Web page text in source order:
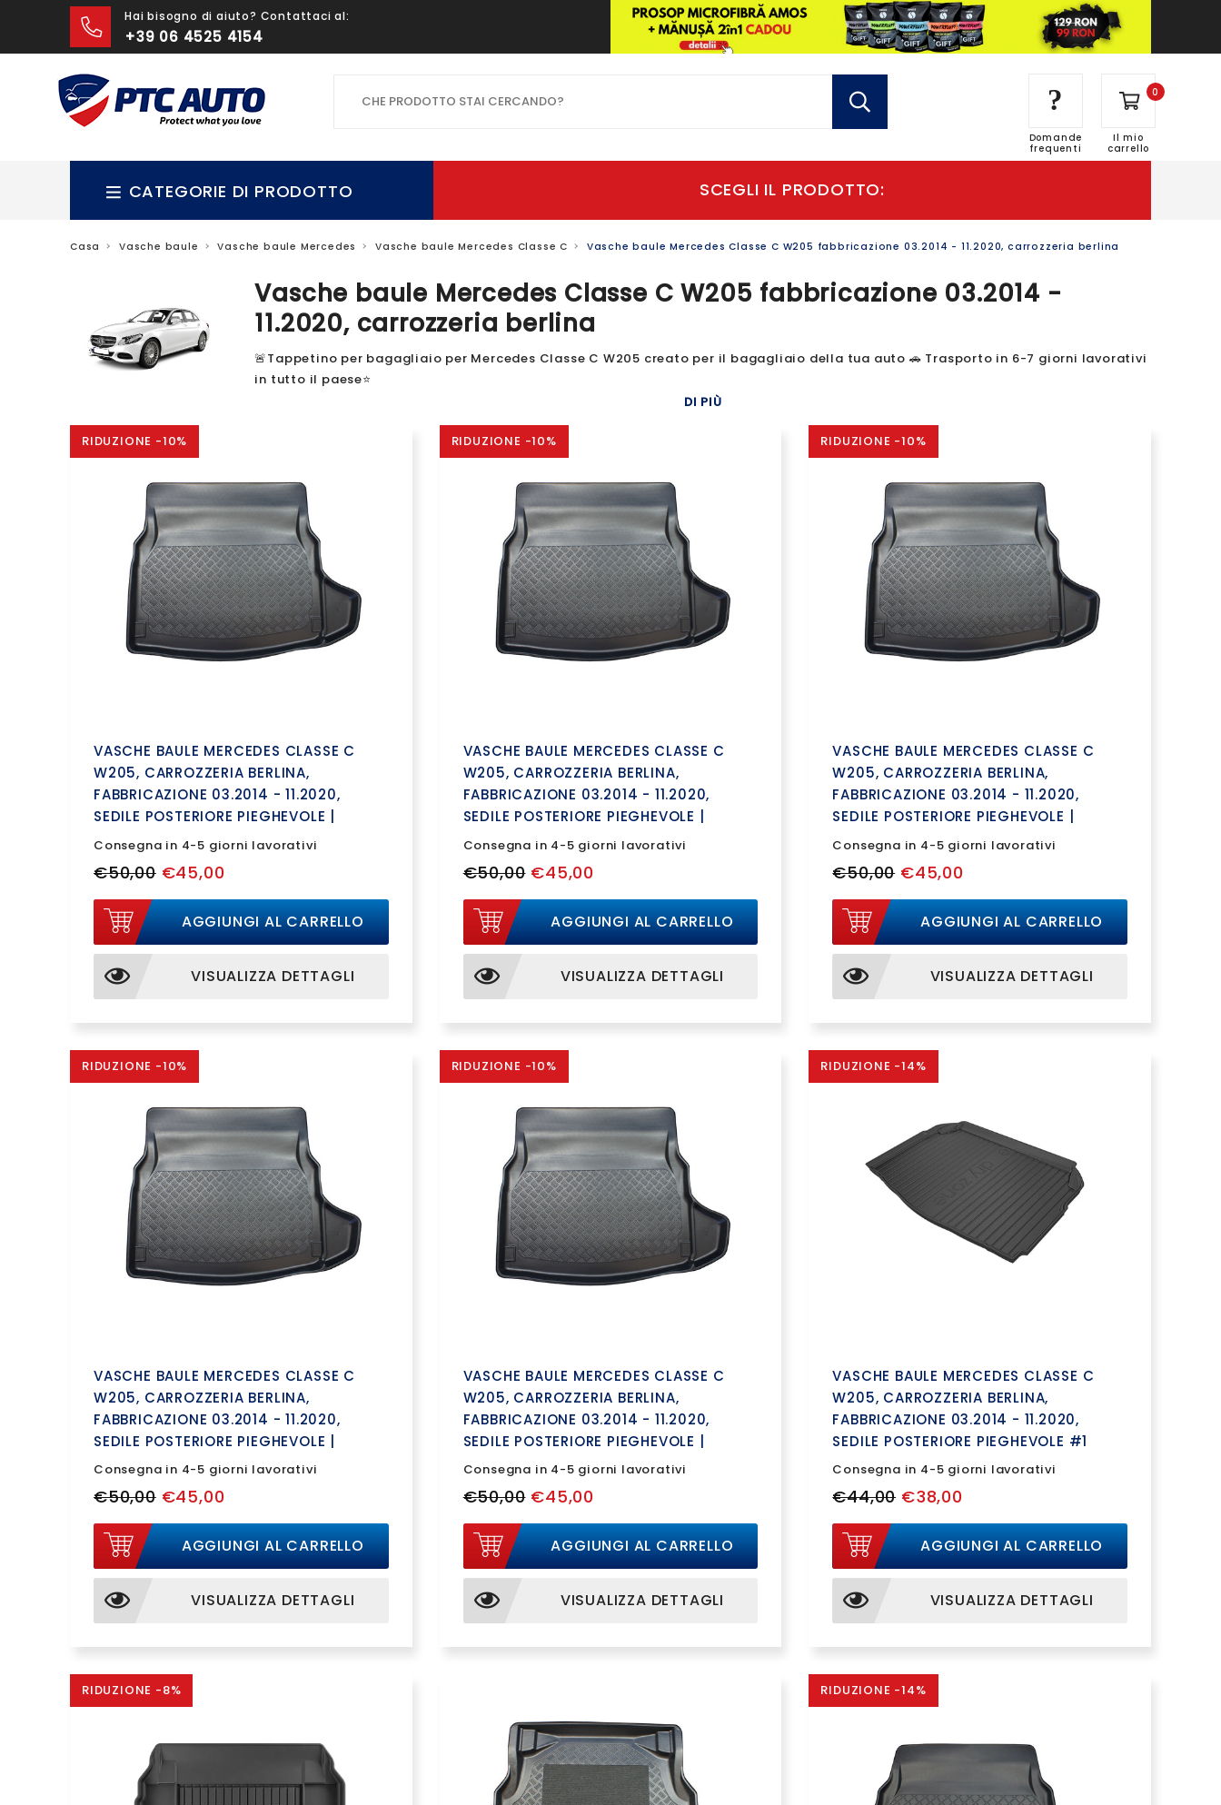
Hai bisogno di aiuto? Contattaci al:
+39 06 4525 4154
0
Il mio
carrello
?
Domande
frequenti
CATEGORIE DI PRODOTTO
Casa Vasche baule Vasche baule Mercedes Vasche baule Mercedes Classe C Vasche baule Mercedes Classe C W205 fabbricazione 03.2014 - 11.2020, carrozzeria berlina
Vasche baule Mercedes Classe C W205 fabbricazione 03.2014 -
11.2020, carrozzeria berlina
🚨Tappetino per bagagliaio per Mercedes Classe C W205 creato per il bagagliaio della tua auto 🚗 Trasporto in 6-7 giorni lavorativi
in tutto il paese⭐
DI PIÙ
RIDUZIONE -10%
VASCHE BAULE MERCEDES CLASSE C
W205, CARROZZERIA BERLINA,
FABBRICAZIONE 03.2014 - 11.2020,
SEDILE POSTERIORE PIEGHEVOLE |
193343BSC
Consegna in 4-5 giorni lavorativi
€50,00€45,00
AGGIUNGI AL CARRELLO
VISUALIZZA DETTAGLI
RIDUZIONE -10%
VASCHE BAULE MERCEDES CLASSE C
W205, CARROZZERIA BERLINA,
FABBRICAZIONE 03.2014 - 11.2020,
SEDILE POSTERIORE PIEGHEVOLE |
193343BSC
Consegna in 4-5 giorni lavorativi
€50,00€45,00
AGGIUNGI AL CARRELLO
VISUALIZZA DETTAGLI
RIDUZIONE -10%
VASCHE BAULE MERCEDES CLASSE C
W205, CARROZZERIA BERLINA,
FABBRICAZIONE 03.2014 - 11.2020,
SEDILE POSTERIORE PIEGHEVOLE |
193343BSC
Consegna in 4-5 giorni lavorativi
€50,00€45,00
AGGIUNGI AL CARRELLO
VISUALIZZA DETTAGLI
RIDUZIONE -10%
VASCHE BAULE MERCEDES CLASSE C
W205, CARROZZERIA BERLINA,
FABBRICAZIONE 03.2014 - 11.2020,
SEDILE POSTERIORE PIEGHEVOLE |
193343BSC
Consegna in 4-5 giorni lavorativi
€50,00€45,00
AGGIUNGI AL CARRELLO
VISUALIZZA DETTAGLI
RIDUZIONE -10%
VASCHE BAULE MERCEDES CLASSE C
W205, CARROZZERIA BERLINA,
FABBRICAZIONE 03.2014 - 11.2020,
SEDILE POSTERIORE PIEGHEVOLE |
193343BSC
Consegna in 4-5 giorni lavorativi
€50,00€45,00
AGGIUNGI AL CARRELLO
VISUALIZZA DETTAGLI
RIDUZIONE -14%
VASCHE BAULE MERCEDES CLASSE C
W205, CARROZZERIA BERLINA,
FABBRICAZIONE 03.2014 - 11.2020,
SEDILE POSTERIORE PIEGHEVOLE #1
Consegna in 4-5 giorni lavorativi
€44,00€38,00
AGGIUNGI AL CARRELLO
VISUALIZZA DETTAGLI
RIDUZIONE -8% RIDUZIONE -14%